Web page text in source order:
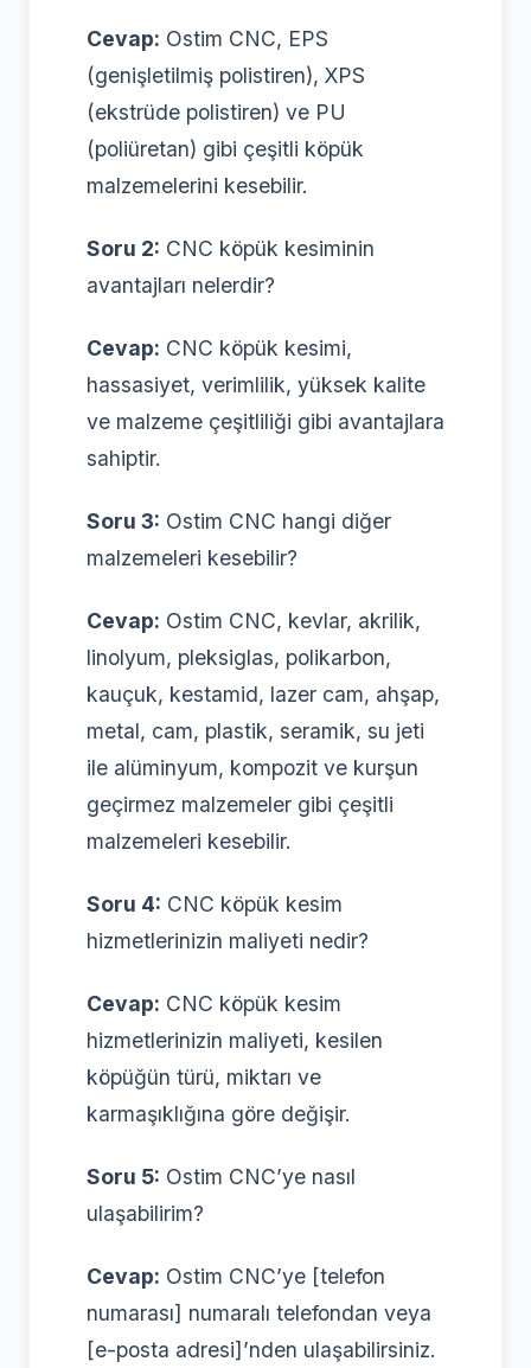
Cevap: Ostim CNC, EPS
(genişletilmiş polistiren), XPS
(ekstrüde polistiren) ve PU
(poliüretan) gibi çeşitli köpük
malzemelerini kesebilir.
Soru 2: CNC köpük kesiminin
avantajları nelerdir?
Cevap: CNC köpük kesimi,
hassasiyet, verimlilik, yüksek kalite
ve malzeme çeşitliliği gibi avantajlara
sahiptir.
Soru 3: Ostim CNC hangi diğer
malzemeleri kesebilir?
Cevap: Ostim CNC, kevlar, akrilik,
linolyum, pleksiglas, polikarbon,
kauçuk, kestamid, lazer cam, ahşap,
metal, cam, plastik, seramik, su jeti
ile alüminyum, kompozit ve kurşun
geçirmez malzemeler gibi çeşitli
malzemeleri kesebilir.
Soru 4: CNC köpük kesim
hizmetlerinizin maliyeti nedir?
Cevap: CNC köpük kesim
hizmetlerinizin maliyeti, kesilen
köpüğün türü, miktarı ve
karmaşıklığına göre değişir.
Soru 5: Ostim CNC’ye nasıl
ulaşabilirim?
Cevap: Ostim CNC’ye [telefon
numarası] numaralı telefondan veya
[e-posta adresi]’nden ulaşabilirsiniz.